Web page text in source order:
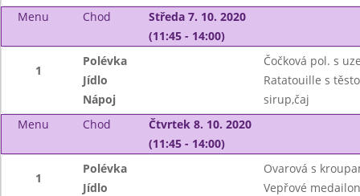
Menu
Chod
Středa 7. 10. 2020
(11:45 - 14:00)
1
Polévka
Čočková pol. s
Jídlo
Ratatouille s
Nápoj
sirup,čaj
Menu
Chod
Čtvrtek 8. 10. 2020
(11:45 - 14:00)
1
Polévka
Ovarová s
Jídlo
Vepřové